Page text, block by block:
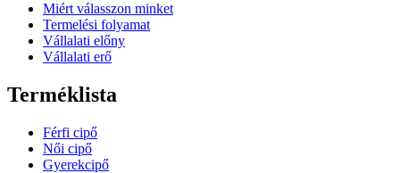
Miért válasszon minket
Termelési folyamat
Vállalati előny
Vállalati erő
Terméklista
Férfi cipő
Női cipő
Gyerekcipő